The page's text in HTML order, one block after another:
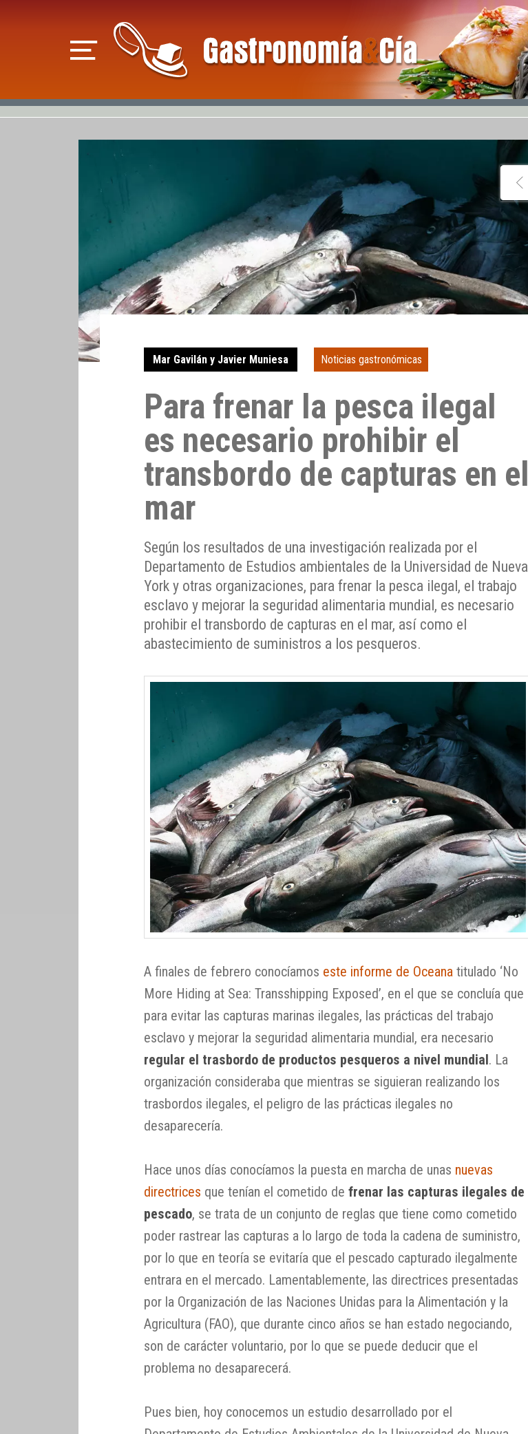
Mar Gavilán y Javier Muniesa Noticias gastronómicas
Para frenar la pesca ilegal
es necesario prohibir el
transbordo de capturas en el
mar
Según los resultados de una investigación realizada por el
Departamento de Estudios ambientales de la Universidad de Nueva
York y otras organizaciones, para frenar la pesca ilegal, el trabajo
esclavo y mejorar la seguridad alimentaria mundial, es necesario
prohibir el transbordo de capturas en el mar, así como el
abastecimiento de suministros a los pesqueros.
A finales de febrero conocíamos este informe de Oceana titulado ‘No
More Hiding at Sea: Transshipping Exposed’, en el que se concluía que
para evitar las capturas marinas ilegales, las prácticas del trabajo
esclavo y mejorar la seguridad alimentaria mundial, era necesario
regular el trasbordo de productos pesqueros a nivel mundial. La
organización consideraba que mientras se siguieran realizando los
trasbordos ilegales, el peligro de las prácticas ilegales no
desaparecería.
Hace unos días conocíamos la puesta en marcha de unas nuevas
directrices que tenían el cometido defrenar las capturas ilegales de
pescado, se trata de un conjunto de reglas que tiene como cometido
poder rastrear las capturas a lo largo de toda la cadena de suministro,
por lo que en teoría se evitaría que el pescado capturado ilegalmente
entrara en el mercado. Lamentablemente, las directrices presentadas
por la Organización de las Naciones Unidas para la Alimentación y la
Agricultura (FAO), que durante cinco años se han estado negociando,
son de carácter voluntario, por lo que se puede deducir que el
problema no desaparecerá.
Pues bien, hoy conocemos un estudio desarrollado por el